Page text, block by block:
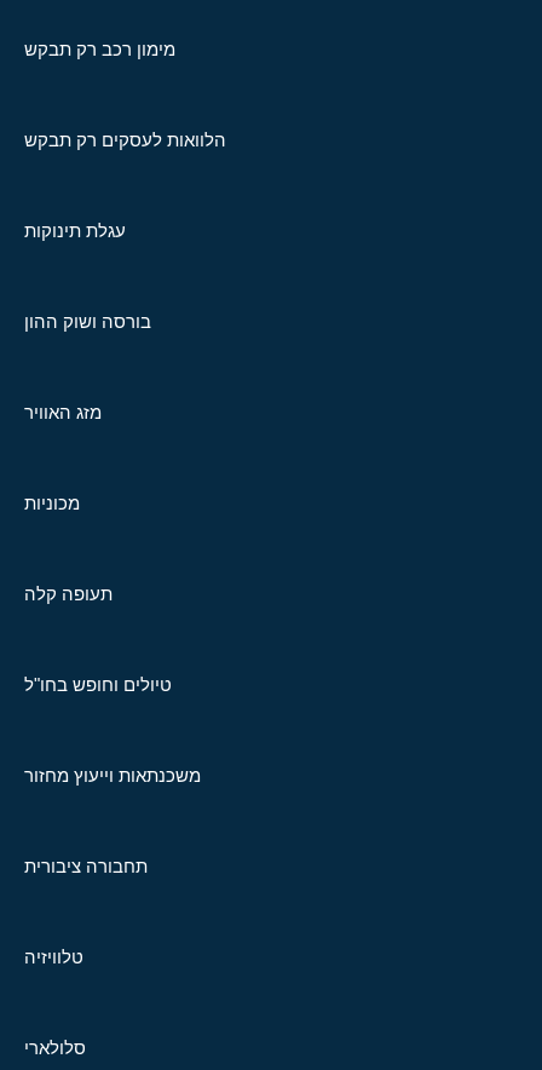
מימון רכב רק תבקש
הלוואות לעסקים רק תבקש
עגלת תינוקות
בורסה ושוק ההון
מזג האוויר
מכוניות
תעופה קלה
טיולים וחופש בחו"ל
משכנתאות וייעוץ מחזור
תחבורה ציבורית
טלוויזיה
סלולארי